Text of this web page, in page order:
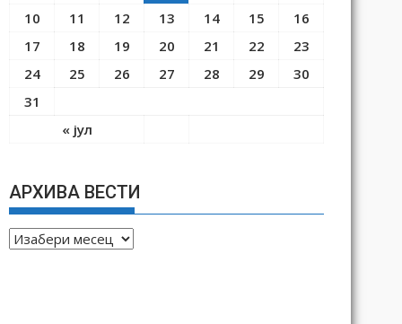
« јул
10
11 12 13 14 15
16
17
18 19 20 21 22
23
24
25 26 27 28 29
30
31
АРХИВА ВЕСТИ
А